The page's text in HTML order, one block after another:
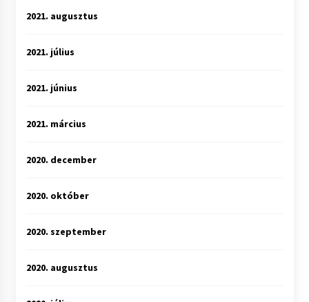
2021. augusztus
2021. július
2021. június
2021. március
2020. december
2020. október
2020. szeptember
2020. augusztus